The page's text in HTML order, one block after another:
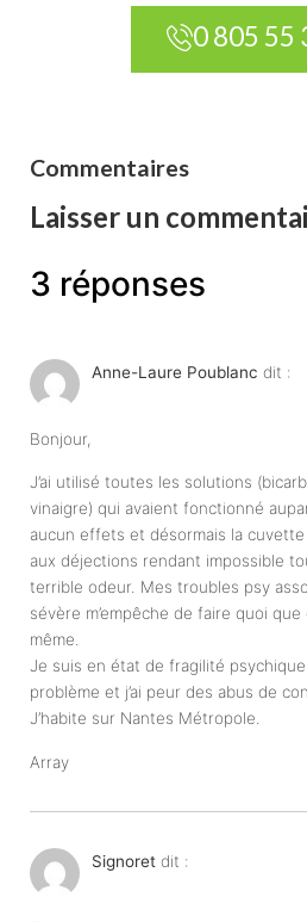
0 805 55
Commentaires
Laisser un
3 réponses
Anne-Laure Poublanc dit :
Bonjour,
J’ai utilisé toutes les solutions
vinaigre) qui avaient fonctionné
aucun effets et désormais la cuvette
aux déjections rendant impossible
terrible odeur. Mes troubles psy
sévère m’empêche de faire quoi que
même.
Je suis en état de fragilité
problème et j’ai peur des abus de
J’habite sur Nantes Métropole.
Array
Signoret dit :